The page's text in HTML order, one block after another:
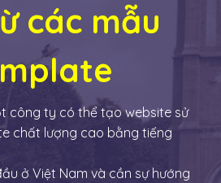
các mẫu
công ty có thể tạo website sử
chất lượng cao bằng tiếng
ở Việt Nam và cần sự hướng